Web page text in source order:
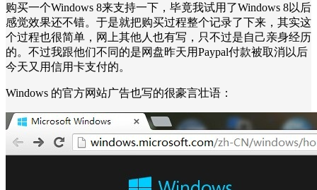
购买一个Windows 8来支持一下，毕竟我试用了Windows 8以后
感觉效果还不错。于是就把购买过程整个记录了下来，其实这
个过程也很简单，网上其他人也有写，只不过是自己亲身经历
的。不过我跟他们不同的是网盘昨天用Paypal付款被取消以后
今天又用信用卡支付的。
Windows 的官方网站广告也写的很豪言壮语：